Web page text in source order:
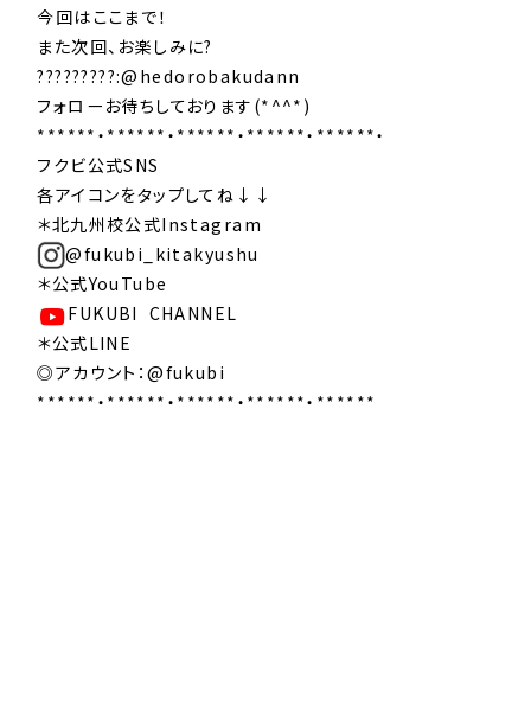
今回はここまで！
また次回、お楽しみに?
?????????:@hedorobakudann
フォローお待ちしております(*^^*)
******・******・******・******・******・
フクビ公式SNS
各アイコンをタップしてね↓↓
＊北九州校公式Instagram
@fukubi_kitakyushu
＊公式YouTube
FUKUBI CHANNEL
＊公式LINE
◎アカウント：@fukubi
******・******・******・******・******